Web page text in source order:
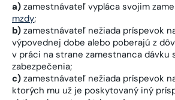
a) zamestnávateľ vypláca svojim
mzdy;
b) zamestnávateľ nežiada príspevok
výpovednej dobe alebo poberajú z
v práci na strane zamestnanca dávku
zabezpečenia;
c) zamestnávateľ nežiada príspevok
ktorých mu už je poskytovaný iný